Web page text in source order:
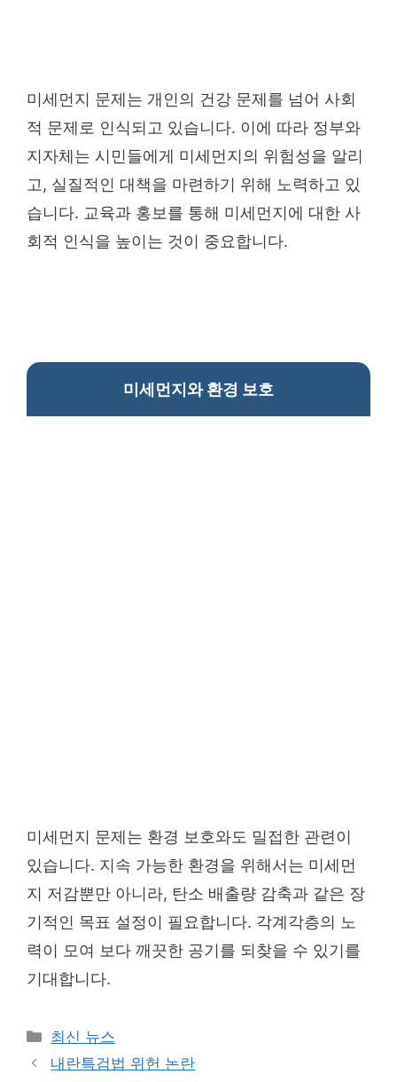
미세먼지 문제는 개인의 건강 문제를 넘어 사회
적 문제로 인식되고 있습니다. 이에 따라 정부와
지자체는 시민들에게 미세먼지의 위험성을 알리
고, 실질적인 대책을 마련하기 위해 노력하고 있
습니다. 교육과 홍보를 통해 미세먼지에 대한 사
회적 인식을 높이는 것이 중요합니다.
미세먼지와 환경 보호
미세먼지 문제는 환경 보호와도 밀접한 관련이
있습니다. 지속 가능한 환경을 위해서는 미세먼
지 저감뿐만 아니라, 탄소 배출량 감축과 같은 장
기적인 목표 설정이 필요합니다. 각계각층의 노
력이 모여 보다 깨끗한 공기를 되찾을 수 있기를
기대합니다.
Categories
최신 뉴스
내란특검법 위헌 논란